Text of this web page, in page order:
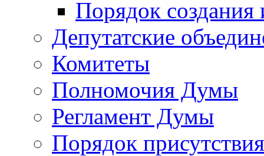
Порядок создания
Депутатские
Комитеты
Полномочия Думы
Регламент Думы
Порядок